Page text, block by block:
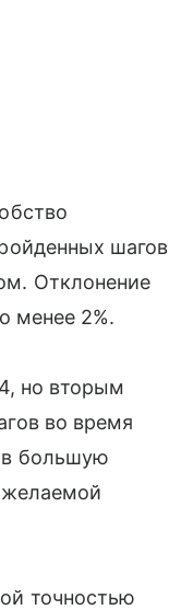
шагов
Отклонение
менее 2%.
но вторым
во время
в большую
желаемой
точностью